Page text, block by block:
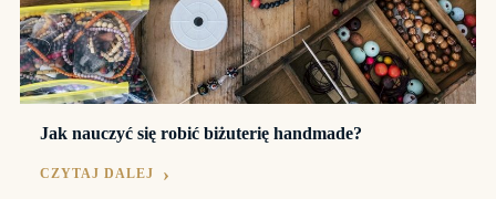
Jak nauczyć się robić biżuterię handmade?
CZYTAJ DALEJ